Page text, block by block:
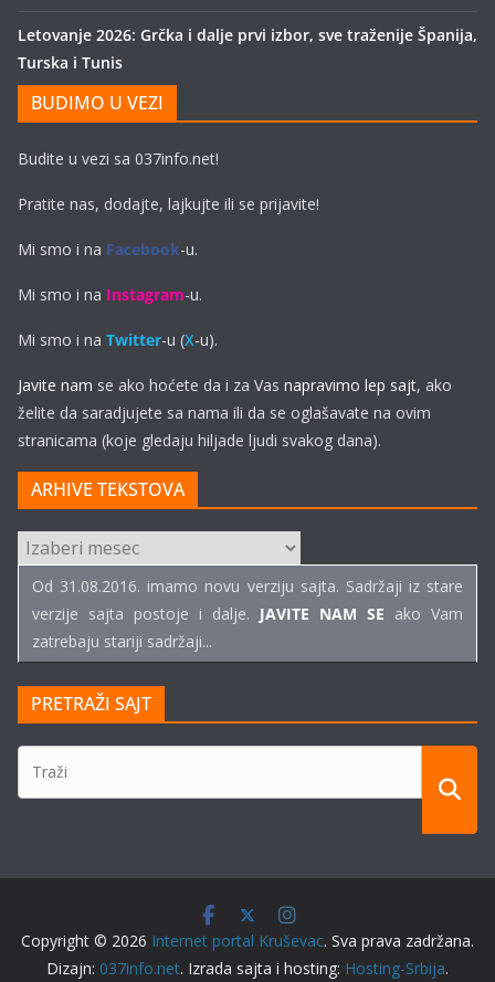
Letovanje 2026: Grčka i dalje prvi izbor, sve traženije Španija,
Turska i Tunis
BUDIMO U VEZI
Budite u vezi sa 037info.net!
Pratite nas, dodajte, lajkujte ili se prijavite!
Mi smo i na Facebook-u.
Mi smo i na Instagram-u.
Mi smo i na Twitter-u (X-u).
Javite nam se ako hoćete da i za Vas napravimo lep sajt, ako
želite da saradjujete sa nama ili da se oglašavate na ovim
stranicama (koje gledaju hiljade ljudi svakog dana).
ARHIVE TEKSTOVA
ARHIVE
TEKSTOVA
Od 31.08.2016. imamo novu verziju sajta. Sadržaji iz stare
verzije sajta postoje i dalje. JAVITE NAM SE ako Vam
zatrebaju stariji sadržaji...
PRETRAŽI SAJT
Copyright © 2026 Internet portal Kruševac. Sva prava zadržana.
Dizajn: 037info.net. Izrada sajta i hosting: Hosting-Srbija.